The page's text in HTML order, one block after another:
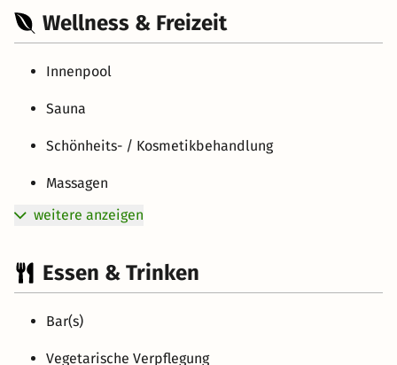
Wellness & Freizeit
Innenpool
Sauna
Schönheits- / Kosmetikbehandlung
Massagen
weitere anzeigen
Essen & Trinken
Bar(s)
Vegetarische Verpflegung